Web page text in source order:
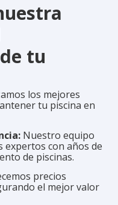
tu
los mejores
tu piscina en
Nuestro equipo
expertos con años de
de piscinas.
precios
el mejor valor